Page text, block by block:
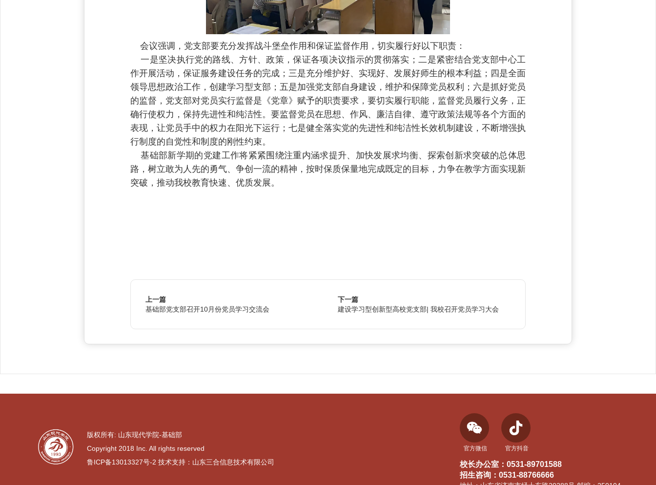
会议强调，党支部要充分发挥战斗堡垒作用和保证监督作用，切实履行好以下职责：
一是坚决执行党的路线、方针、政策，保证各项决议指示的贯彻落实；二是紧密结合党支部中心工
作开展活动，保证服务建设任务的完成；三是充分维护好、实现好、发展好师生的根本利益；四是全面
领导思想政治工作，创建学习型支部；五是加强党支部自身建设，维护和保障党员权利；六是抓好党员
的监督，党支部对党员实行监督是《党章》赋予的职责要求，要切实履行职能，监督党员履行义务，正
确行使权力，保持先进性和纯洁性。要监督党员在思想、作风、廉洁自律、遵守政策法规等各个方面的
表现，让党员手中的权力在阳光下运行；七是健全落实党的先进性和纯洁性长效机制建设，不断增强执
行制度的自觉性和制度的刚性约束。
基础部新学期的党建工作将紧紧围绕注重内涵求提升、加快发展求均衡、探索创新求突破的总体思
路，树立敢为人先的勇气、争创一流的精神，按时保质保量地完成既定的目标，力争在教学方面实现新
突破，推动我校教育快速、优质发展。
上一篇
基础部党支部召开10月份党员学习交流会
下一篇
建设学习型创新型高校党支部| 我校召开党员学习大会
版权所有: 山东现代学院-基础部
Copyright 2018 Inc. All rights reserved
鲁ICP备13013327号-2技术支持：山东三合信息技术有限公司
官方微信 官方抖音
校长办公室：0531-89701588
招生咨询：0531-88766666